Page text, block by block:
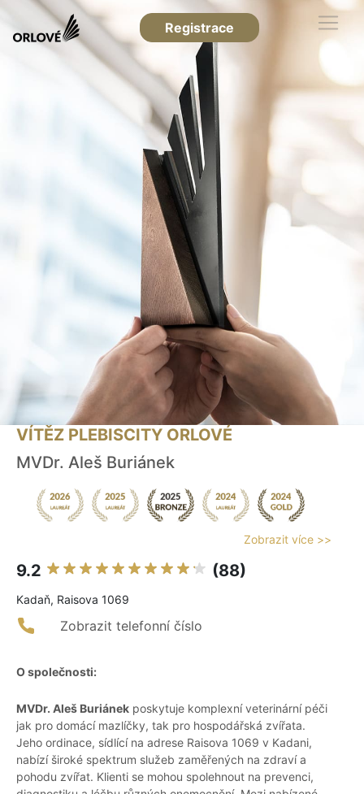
Registrace
VÍTĚZ PLEBISCITY ORLOVÉ
MVDr. Aleš Buriánek
Zobrazit více >>
9.2 (88)
Kadaň, Raisova 1069
Zobrazit telefonní číslo
O společnosti:
MVDr. Aleš Buriánek poskytuje komplexní veterinární péči
jak pro domácí mazlíčky, tak pro hospodářská zvířata.
Jeho ordinace, sídlící na adrese Raisova 1069 v Kadani,
nabízí široké spektrum služeb zaměřených na zdraví a
pohodu zvířat. Klienti se mohou spolehnout na prevenci,